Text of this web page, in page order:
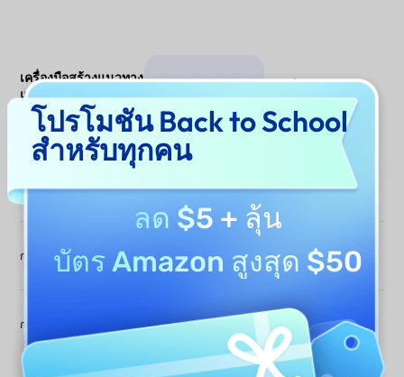
เครื่องมือสร้างแนวทาง
แบรนด์ UPDF AI
เทียบกับเครื่องมือ AI
อื่นๆ
UPDF AI
ดาวน์โหลดฟรี
เครื่องมือ AI
อื่นๆ
แบรนด์
มักไม่สอดคล้อง เป็น
การสกัดอัตลักษณ์ภาพ
โลโก้จากไฟล์ของคุณ
โดยอัตโนมัติ
จำกัดหรือต้องป้อน
เอง
กฎน้ำเสียงของแบรนด์
สร้างกฎน้ำเสียงของ
มักขาดหายหรือ
คลุมเครือ
โปรโมชัน Back to School
สำหรับทุกคน
ลด $5 + ลุ้น
บัตร Amazon สูงสุด $50